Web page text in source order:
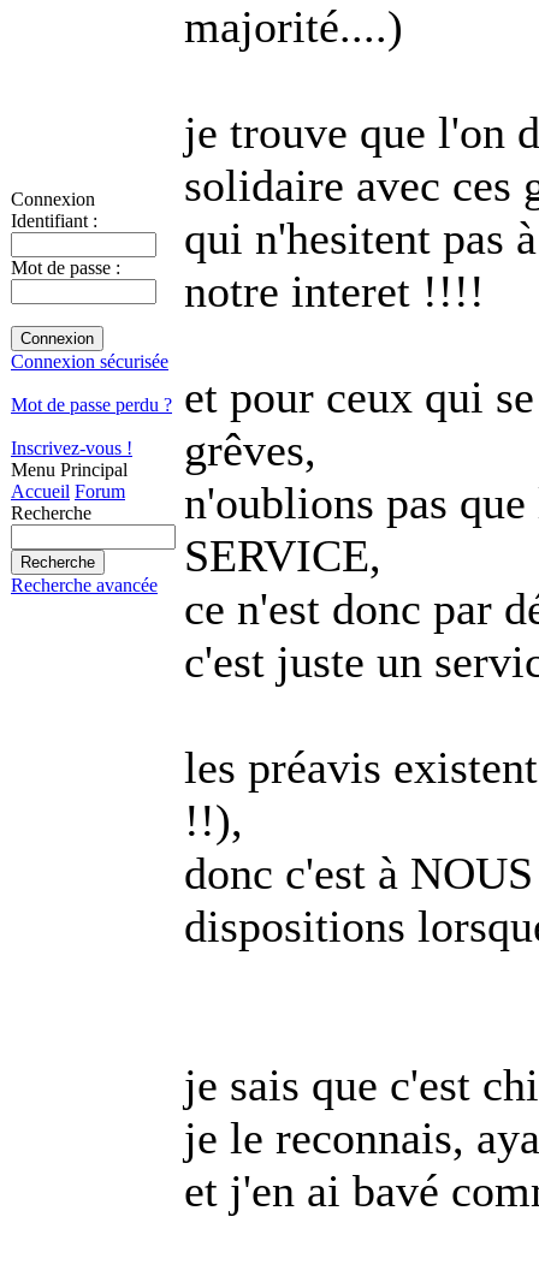
Connexion
Identifiant :
Mot de passe :
Connexion sécurisée
Mot de passe perdu ?
Inscrivez-vous !
Menu Principal
Accueil Forum
Recherche
Recherche avancée
majorité....)
je trouve que l'on
solidaire avec ces
qui n'hesitent pas
notre interet !!!!
et pour ceux qui
grêves,
n'oublions pas
SERVICE,
ce n'est donc par
c'est juste un
les préavis
!!),
donc c'est à
dispositions
je sais que c'est
je le reconnais,
et j'en ai bavé